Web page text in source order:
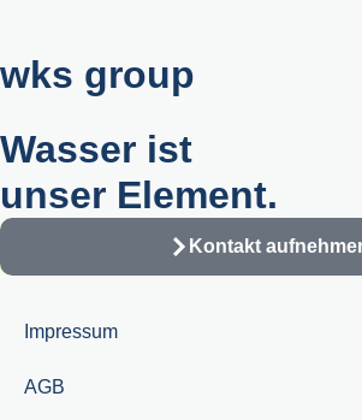
wks group
Wasser ist
unser Element.
Kontakt
Impressum
AGB